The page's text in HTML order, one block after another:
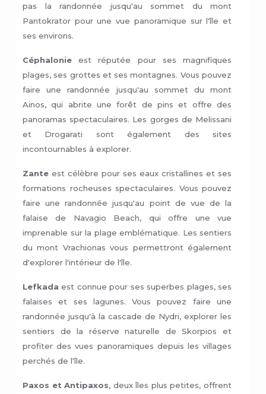
pas la randonnée jusqu'au sommet du mont
Pantokrator pour une vue panoramique sur l'île et
ses environs.
Céphalonieest réputée pour ses magnifiques
plages, ses grottes et ses montagnes. Vous pouvez
faire une randonnée jusqu'au sommet du mont
Ainos, qui abrite une forêt de pins et offre des
panoramas spectaculaires. Les gorges de Melissani
et Drogarati sont également des sites
incontournables à explorer.
Zante est célèbre pour ses eaux cristallines et ses
formations rocheuses spectaculaires. Vous pouvez
faire une randonnée jusqu'au point de vue de la
falaise de Navagio Beach, qui offre une vue
imprenable sur la plage emblématique. Les sentiers
du mont Vrachionas vous permettront également
d'explorer l'intérieur de l'île.
Lefkadaest connue pour ses superbes plages, ses
falaises et ses lagunes. Vous pouvez faire une
randonnée jusqu'à la cascade de Nydri, explorer les
sentiers de la réserve naturelle de Skorpios et
profiter des vues panoramiques depuis les villages
perchés de l'île.
Paxos et Antipaxos, deux îles plus petites, offrent